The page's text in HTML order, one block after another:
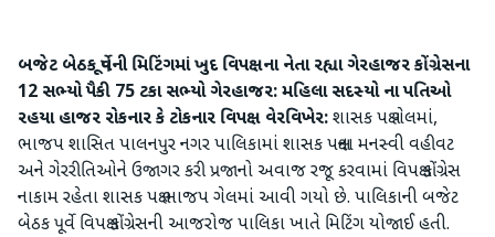
બજેટ બેઠક પૂર્વેની મિટિંગમાં ખુદ વિપક્ષના નેતા રહ્યા ગેરહાજરકોંગ્રેસના
12 સભ્યો પૈકી 75 ટકા સભ્યો ગેરહાજર: મહિલા સદસ્યો ના પતિઓ
રહયા હાજર રોકનાર કે ટોકનાર વિપક્ષ વેરવિખેર:શાસક પક્ષ ગેલમાં,
ભાજપ શાસિત પાલનપુર નગર પાલિકામાં શાસક પક્ષના મનસ્વી વહીવટ
અને ગેરરીતિઓને ઉજાગર કરી પ્રજાનો અવાજ રજૂ કરવામાં વિપક્ષ કોંગ્રેસ
નાકામ રહેતા શાસક પક્ષ ભાજપ ગેલમાં આવી ગયો છે. પાલિકાની બજેટ
બેઠક પૂર્વે વિપક્ષ કોંગ્રેસની આજરોજ પાલિકા ખાતે મિટિંગ યોજાઈ હતી.